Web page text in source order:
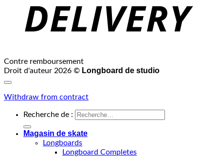
Contre remboursement
Droit d'auteur 2026 © Longboard de studio
Withdraw from contract
Recherche de :
Magasin de skate
Longboards
Longboard Completes